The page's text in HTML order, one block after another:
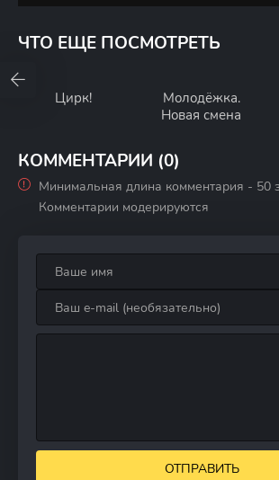
ЧТО ЕЩЕ ПОСМОТРЕТЬ
Цирк!
Молодёжка.
Новая смена
КОММЕНТАРИИ (0)
Минимальная длина комментария - 50
Комментарии модерируются
ОТПРАВИТЬ